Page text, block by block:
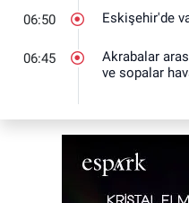
06:50 Eskişehir'de
06:45
Akrabalar
ve sopalar